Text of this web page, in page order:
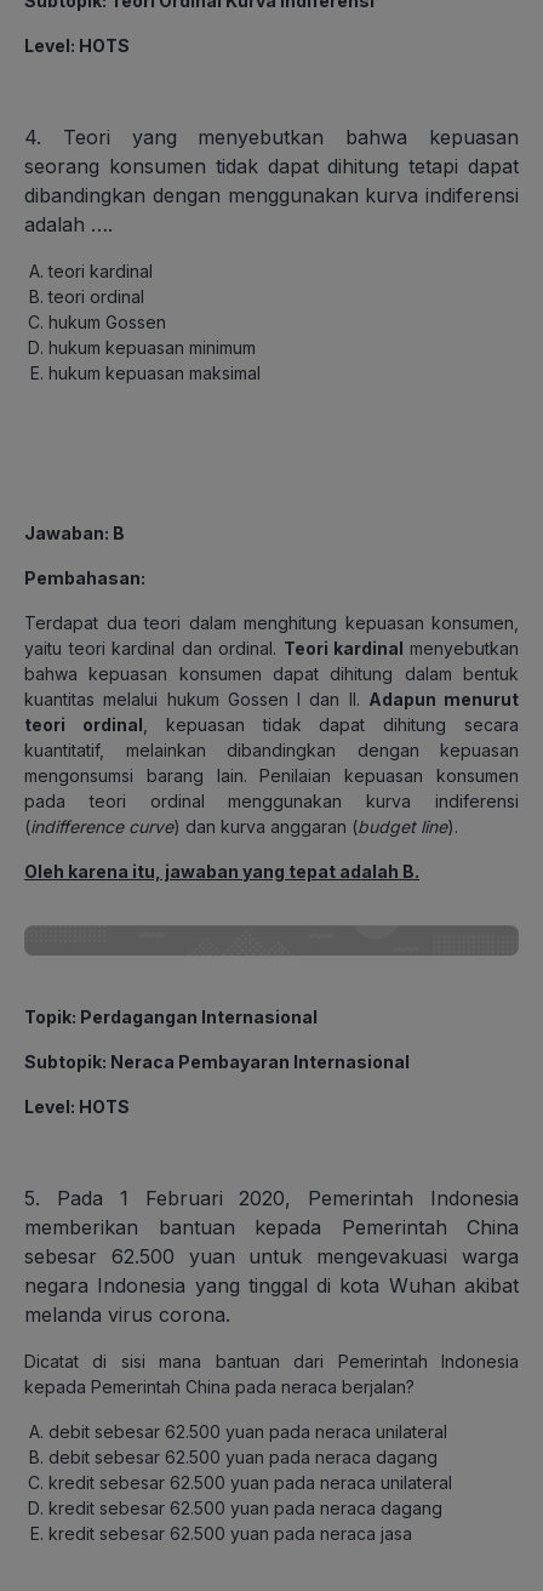
Level: HOTS
4. Teori yang menyebutkan bahwa kepuasan
seorang konsumen tidak dapat dihitung tetapi dapat
dibandingkan dengan menggunakan kurva indiferensi
adalah ….
teori kardinal
teori ordinal
hukum Gossen
hukum kepuasan minimum
hukum kepuasan maksimal
Jawaban: B
Pembahasan:
Terdapat dua teori dalam menghitung kepuasan konsumen,
yaitu teori kardinal dan ordinal. Teori kardinal menyebutkan
bahwa kepuasan konsumen dapat dihitung dalam bentuk
kuantitas melalui hukum Gossen I dan II. Adapun menurut
teori ordinal , kepuasan tidak dapat dihitung secara
kuantitatif, melainkan dibandingkan dengan kepuasan
mengonsumsi barang lain. Penilaian kepuasan konsumen
pada teori ordinal menggunakan kurva indiferensi
(indifference curve) dan kurva anggaran (budget line).
Oleh karena itu, jawaban yang tepat adalah B.
Topik: Perdagangan Internasional
Subtopik: Neraca Pembayaran Internasional
Level: HOTS
5. Pada 1 Februari 2020, Pemerintah Indonesia
memberikan bantuan kepada Pemerintah China
sebesar 62.500 yuan untuk mengevakuasi warga
negara Indonesia yang tinggal di kota Wuhan akibat
melanda virus corona.
Dicatat di sisi mana bantuan dari Pemerintah Indonesia
kepada Pemerintah China pada neraca berjalan?
debit sebesar 62.500 yuan pada neraca unilateral
debit sebesar 62.500 yuan pada neraca dagang
kredit sebesar 62.500 yuan pada neraca unilateral
kredit sebesar 62.500 yuan pada neraca dagang
kredit sebesar 62.500 yuan pada neraca jasa